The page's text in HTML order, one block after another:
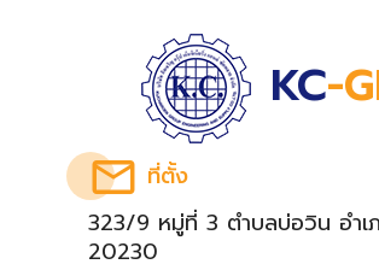
KC-
email ที่ตั้ง
323/9 หมู่ที่ 3 ตำบลบ่อวิน อำเ
20230